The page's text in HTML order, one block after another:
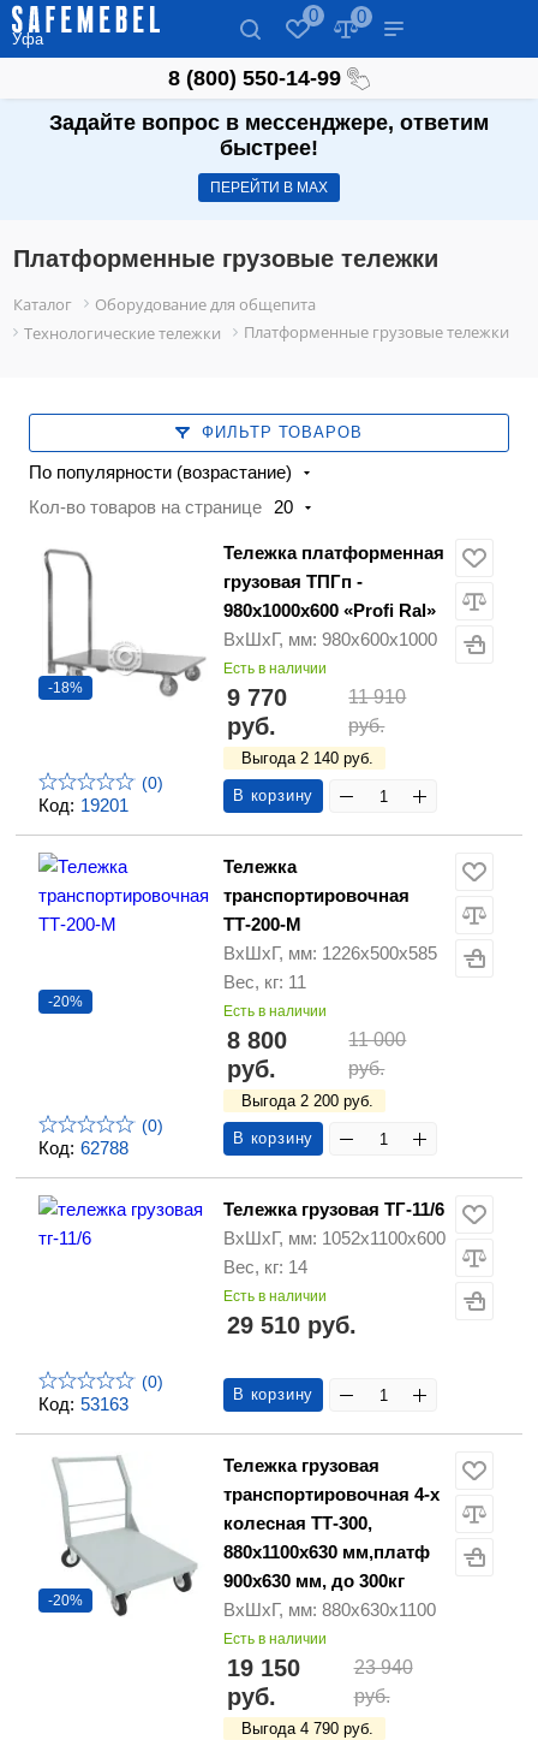
Уфа
0 0
8 (800) 550-14-99
Задайте вопрос в мессенджере, ответим
быстрее!
ПЕРЕЙТИ В МАХ
Платформенные грузовые тележки
Каталог
Оборудование для общепита
Технологические тележки
Платформенные грузовые тележки
ФИЛЬТР ТОВАРОВ
По популярности (возрастание)
Кол-во товаров на странице
20
Код: 19201
-18%
(0)
Тележка платформенная
грузовая ТПГп -
980х1000х600 «Profi Ral»
ВхШхГ, мм: 980х600х1000
Есть в наличии
9 770
руб.
11 910
руб.
Выгода 2 140 руб.
В корзину
Код: 62788
-20%
(0)
Тележка
транспортировочная
ТТ-200-М
ВхШхГ, мм: 1226х500х585
Вес, кг: 11
Есть в наличии
8 800
руб.
11 000
руб.
Выгода 2 200 руб.
В корзину
Код: 53163
(0)
Тележка грузовая ТГ-11/6
ВхШхГ, мм: 1052х1100х600
Вес, кг: 14
Есть в наличии
29 510 руб.
В корзину
-20%
Тележка грузовая
транспортировочная 4-х
колесная ТТ-300,
880х1100х630 мм,платф
900х630 мм, до 300кг
ВхШхГ, мм: 880х630х1100
Есть в наличии
19 150
руб.
23 940
руб.
Выгода 4 790 руб.